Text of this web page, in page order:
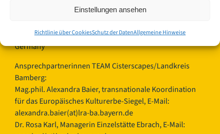
Einstellungen ansehen
Richtlinie über CookiesSchutz der DatenAllgemeine Hinweise
Europäisches Kulturerbe-Siegel/Cisterscapes
96052 Bamberg
Germany
Ansprechpartnerinnen TEAM Cisterscapes/Landkreis
Bamberg:
Mag.phil. Alexandra Baier, transnationale Koordination
für das Europäisches Kulturerbe-Siegel, E-Mail:
alexandra.baier(at)lra-ba.bayern.de
Dr. Rosa Karl, Managerin Einzelstätte Ebrach, E-Mail: